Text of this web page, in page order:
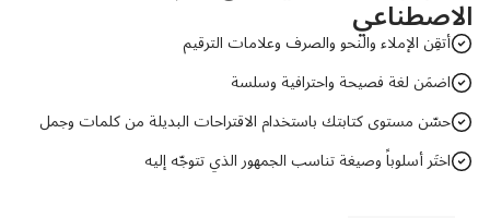
الاصطناعي
أتقِن الإملاء والنحو والصرف وعلامات الترقيم
اضمَن لغة فصيحة واحترافية وسلسة
حسّن مستوى كتابتك باستخدام الاقتراحات البديلة من كلمات وجمل
اختَر أسلوباً وصيغة تناسب الجمهور الذي تتوجّه إليه